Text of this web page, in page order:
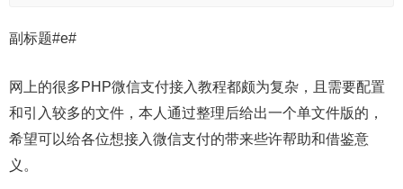
副标题#e#
网上的很多PHP微信支付接入教程都颇为复杂，且需要配置
和引入较多的文件，本人通过整理后给出一个单文件版的，
希望可以给各位想接入微信支付的带来些许帮助和借鉴意
义。